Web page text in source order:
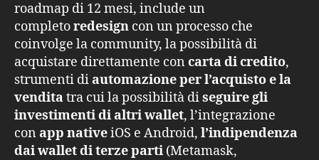
roadmap di 12 mesi, include un
completoredesign con un processo che
coinvolge la community, la possibilità di
acquistare direttamente con carta di credito,
strumenti diautomazione per l’acquisto e la
venditatra cui la possibilità diseguire gli
investimenti di altri wallet, l’integrazione
con app nativeiOS e Android, l’indipendenza
dai wallet di terze parti (Metamask,